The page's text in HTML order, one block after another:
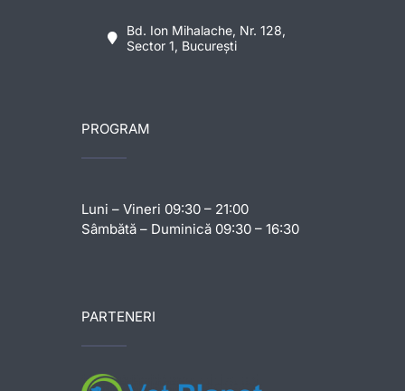
Bd. Ion Mihalache, Nr. 128,
Sector 1, București
PROGRAM
Luni – Vineri 09:30 – 21:00
Sâmbătă – Duminică 09:30 – 16:30
PARTENERI